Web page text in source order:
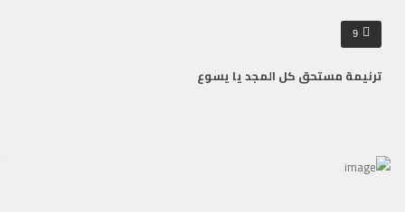
9
ترنيمة مستحق كل المجد يا يسوع